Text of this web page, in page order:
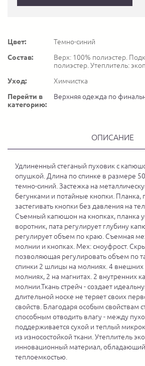
Цвет:
Темно-синий
Состав:
Верх: 100% полиэстер.
полиэстер. Утеплитель:
Уход:
Химчистка
Перейти в
категорию:
Верхняя одежда по
ОПИСАНИЕ
Удлиненный стеганый пуховик с
опушкой. Длина по спинке в размере
темно-синий. Застежка на
бегунками и потайные кнопки.
застегивать кнопки без давления на
Съемный капюшон на кнопках, планка
воротник, пата регулирует глубину
регулирует объем по краю. Съемная
молнии и кнопках. Мех: сноуфрост.
позволяющая регулировать объем по
спинки 2 шлицы на молниях. 4 внешних
молниях, 2 на магнитах. 2 внутренних
молнии.Ткань стрейч - создает
длительной носке не теряет своих
свойств. Благодаря особым свойствам
способным отводить влагу - между
поддерживается сухой и теплый
из износостойкой ткани. Утеплитель
инновационный материал,
теплоемкостью.